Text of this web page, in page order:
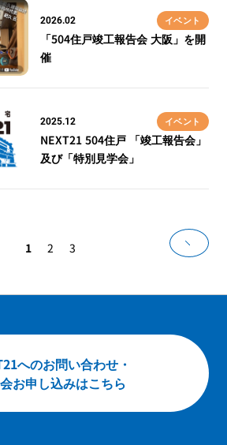
企業情報
2026.02 イベント
「504住戸竣工報告会 大阪」を開
催
2025.12 イベント
NEXT21 504住戸 「竣工報告会」
及び「特別見学会」
1 2 3
へのお問い合わせ・
お申し込みはこちら